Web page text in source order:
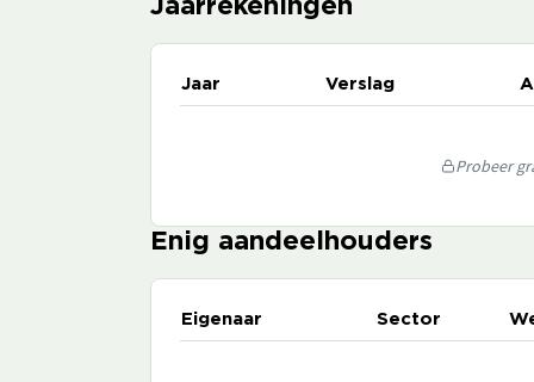
Jaarrekeningen
Jaar Verslag
Probeer
Enig aandeelhouders
Eigenaar Sector